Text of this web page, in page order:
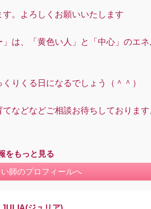
。よろしくお願いいたします
は、「黄色い人」と「中心」のエ
りくる日になるでしょう（＾＾）
どなどご相談お待ちしております
をもっと見る
い師のプロフィールへ